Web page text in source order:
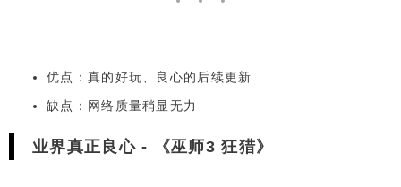
uncharted 4: a thief's end
优点：真的好玩、良心的后续更新
缺点：网络质量稍显无力
业界真正良心 - 《巫师3 狂猎》